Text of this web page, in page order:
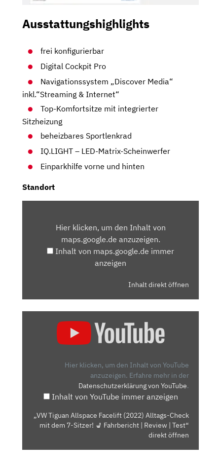
Ausstattungshighlights
frei konfigurierbar
Digital Cockpit Pro
Navigationssystem „Discover Media“
inkl.“Streaming & Internet“
Top-Komfortsitze mit integrierter
Sitzheizung
beheizbares Sportlenkrad
IQ.LIGHT – LED-Matrix-Scheinwerfer
Einparkhilfe vorne und hinten
Standort
MAPS.GOOGLE.DEHier klicken, um den Inhalt von
maps.google.de anzuzeigen.
Inhalt von maps.google.de immer
anzeigen
Inhalt direkt öffnen
ALLSPACE
DEM
Hier klicken, um den Inhalt von YouTube
anzuzeigen. Erfahre mehr in der
Datenschutzerklärung von YouTube.
Inhalt von YouTube immer anzeigen
„VW Tiguan Allspace Facelift (2022) Alltags-Check
mit dem 7-Sitzer! 💺 Fahrbericht | Review | Test“
direkt öffnen